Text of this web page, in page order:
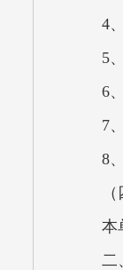
4
5
6
7
8
本
二